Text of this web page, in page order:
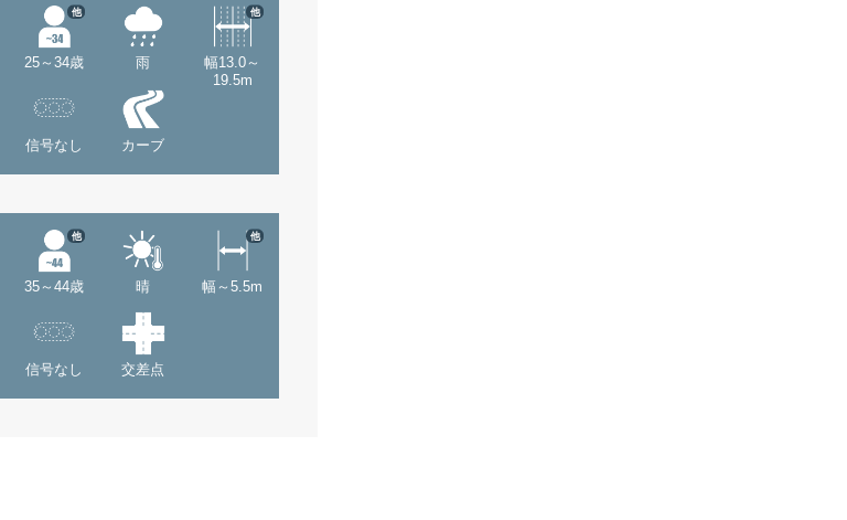
25～34歳
他
雨
幅13.0～
19.5m
他
信号なし カーブ
35～44歳
他
晴 幅～5.5m
他
信号なし 交差点